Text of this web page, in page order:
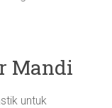
Mandi
untuk